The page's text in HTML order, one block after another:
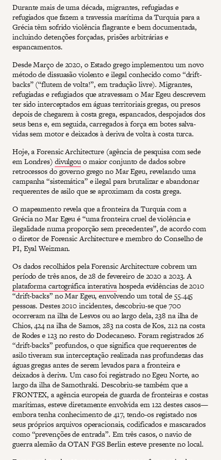
Durante mais de uma década, migrantes, refugiadas e
refugiados que fazem a travessia marítima da Turquia para a
Grécia têm sofrido violência flagrante e bem documentada,
incluindo detenções forçadas, prisões arbitrárias e
espancamentos.
Desde Março de 2020, o Estado grego implementou um novo
método de dissuasão violento e ilegal conhecido como “drift-
backs” (“flutem de volta!”, em tradução livre). Migrantes,
refugiadas e refugiados que atravessam o Mar Egeu descrevem
ter sido interceptados em águas territoriais gregas, ou presos
depois de chegarem à costa grega, espancados, despojados dos
seus bens e, em seguida, carregados à força em botes salva-
vidas sem motor e deixados à deriva de volta à costa turca.
Hoje, a Forensic Architecture (agência de pesquisa com sede
em Londres) divulgouo maior conjunto de dados sobre
retrocessos do governo grego no Mar Egeu, revelando uma
campanha “sistemática” e ilegal para brutalizar e abandonar
requerentes de asilo que se aproximam da costa grega.
O mapeamento revela que a fronteira da Turquia com a
Grécia no Mar Egeu é “uma fronteira cruel de violência e
ilegalidade numa proporção sem precedentes”, de acordo com
o diretor de Forensic Architecture e membro do Conselho de
PI, Eyal Weizman.
Os dados recolhidos pela Forensic Architecture cobrem um
período de três anos, de 28 de fevereiro de 2020 a 2023. A
plataforma cartográfica interativahospeda evidências de 2010
“drift-backs” no Mar Egeu, envolvendo um total de 55.445
pessoas. Destes 2010 incidentes, descobriu-se que 700
ocorreram na ilha de Lesvos ou ao largo dela, 238 na ilha de
Chios, 424 na ilha de Samos, 283 na costa de Kos, 212 na costa
de Rodes e 123 no resto do Dodecaneso. Foram registrados 26
“drift-backs” profundos, o que significa que requerentes de
asilo tiveram sua interceptação realizada nas profundezas das
águas gregas antes de serem levados para a fronteira e
deixados à deriva. Um caso foi registrado no Egeu Norte, ao
largo da ilha de Samothraki. Descobriu-se também que a
FRONTEX, a agência europeia de guarda de fronteiras e costas
marítimas, esteve diretamente envolvida em 122 destes casos—
embora tenha conhecimento de 417, tendo-os registado nos
seus próprios arquivos operacionais, codificados e mascarados
como “prevenções de entrada”. Em três casos, o navio de
guerra alemão da OTAN FGS Berlin esteve presente no local.